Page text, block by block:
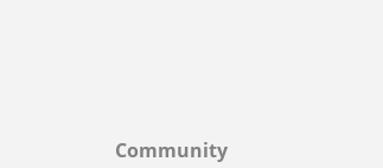
Community